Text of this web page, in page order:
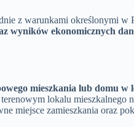
z warunkami określonymi w
wyników ekonomicznych
mieszkania lub domu w
lokalu mieszkalnego
miejsce zamieszkania oraz